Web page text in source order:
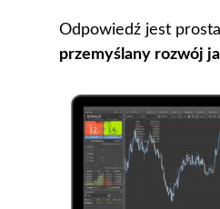
Odpowiedź jest
przemyślany rozwój